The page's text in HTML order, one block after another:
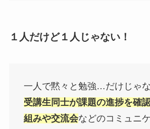
１人だけど１人じゃない！
一人で黙々と勉強…だけじゃな
受講生同士が課題の進捗を確
組みや交流会などのコミュニ